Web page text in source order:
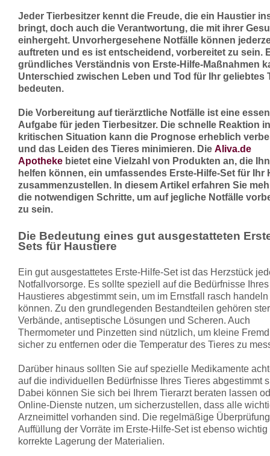
Jeder Tierbesitzer kennt die Freude, die ein Haustier
bringt, doch auch die Verantwortung, die mit ihrer
einhergeht. Unvorhergesehene Notfälle können
auftreten und es ist entscheidend, vorbereitet zu sein.
gründliches Verständnis von Erste-Hilfe-Maßnahmen
Unterschied zwischen Leben und Tod für Ihr geliebtes
bedeuten.
Die Vorbereitung auf tierärztliche Notfälle ist eine
Aufgabe für jeden Tierbesitzer. Die schnelle Reaktion
kritischen Situation kann die Prognose erheblich
und das Leiden des Tieres minimieren. Die Aliva.de
Apotheke bietet eine Vielzahl von Produkten an, die
helfen können, ein umfassendes Erste-Hilfe-Set für Ihr
zusammenzustellen. In diesem Artikel erfahren Sie
die notwendigen Schritte, um auf jegliche Notfälle
zu sein.
Die Bedeutung eines gut ausgestatteten
Sets für Haustiere
Ein gut ausgestattetes Erste-Hilfe-Set ist das Herzstück
Notfallvorsorge. Es sollte speziell auf die Bedürfnisse Ihres
Haustieres abgestimmt sein, um im Ernstfall rasch handeln
können. Zu den grundlegenden Bestandteilen gehören
Verbände, antiseptische Lösungen und Scheren. Auch
Thermometer und Pinzetten sind nützlich, um kleine
sicher zu entfernen oder die Temperatur des Tieres zu
Darüber hinaus sollten Sie auf spezielle Medikamente
auf die individuellen Bedürfnisse Ihres Tieres abgestimmt
Dabei können Sie sich bei Ihrem Tierarzt beraten lassen
Online-Dienste nutzen, um sicherzustellen, dass alle
Arzneimittel vorhanden sind. Die regelmäßige
Auffüllung der Vorräte im Erste-Hilfe-Set ist ebenso
korrekte Lagerung der Materialien.